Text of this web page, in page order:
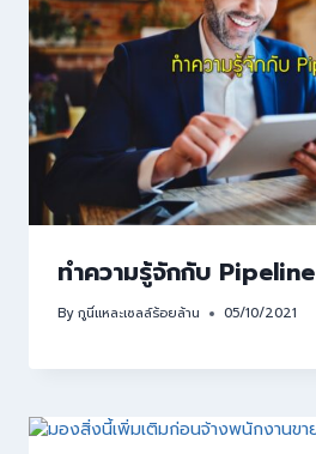
ทำความรู้จักกับ Pipeline
Byกูนี่แหละเซลล์ร้อยล้าน 05/10/2021